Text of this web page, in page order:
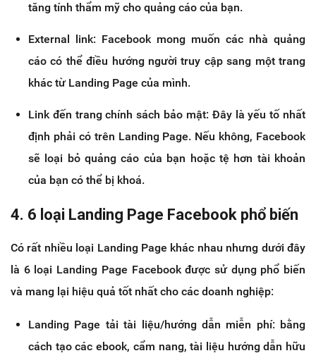
tăng tính thẩm mỹ cho quảng cáo của bạn.
External link: Facebook mong muốn các nhà quảng
cáo có thể điều hướng người truy cập sang một trang
khác từ Landing Page của mình.
Link đến trang chính sách bảo mật: Đây là yếu tố nhất
định phải có trên Landing Page. Nếu không, Facebook
sẽ loại bỏ quảng cáo của bạn hoặc tệ hơn tài khoản
của bạn có thể bị khoá.
4. 6 loại Landing Page Facebook phổ biến
Có rất nhiều loại Landing Page khác nhau nhưng dưới đây
là 6 loại Landing Page Facebook được sử dụng phổ biến
và mang lại hiệu quả tốt nhất cho các doanh nghiệp:
Landing Page tải tài liệu/hướng dẫn miễn phí: bằng
cách tạo các ebook, cẩm nang, tài liệu hướng dẫn hữu